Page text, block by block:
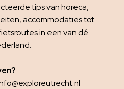
tips van horeca,
accommodaties tot
in een van dé